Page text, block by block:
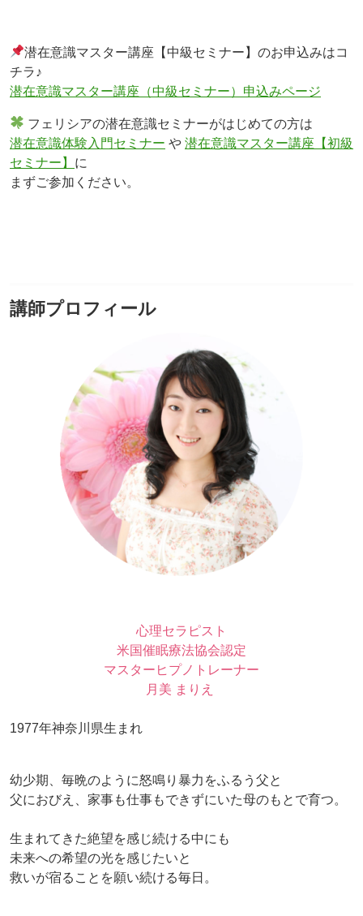
潜在意識マスター講座【中級セミナー】のお申込みはコ
チラ♪
潜在意識マスター講座（中級セミナー）申込みページ
フェリシアの潜在意識セミナーがはじめての方は
潜在意識体験入門セミナー や 潜在意識マスター講座【初級
セミナー】 に
まずご参加ください。
講師プロフィール
心理セラピスト
米国催眠療法協会認定
マスターヒプノトレーナー
月美 まりえ
1977年神奈川県生まれ
幼少期、毎晩のように怒鳴り暴力をふるう父と
父におびえ、家事も仕事もできずにいた母のもとで育つ。
生まれてきた絶望を感じ続ける中にも
未来への希望の光を感じたいと
救いが宿ることを願い続ける毎日。